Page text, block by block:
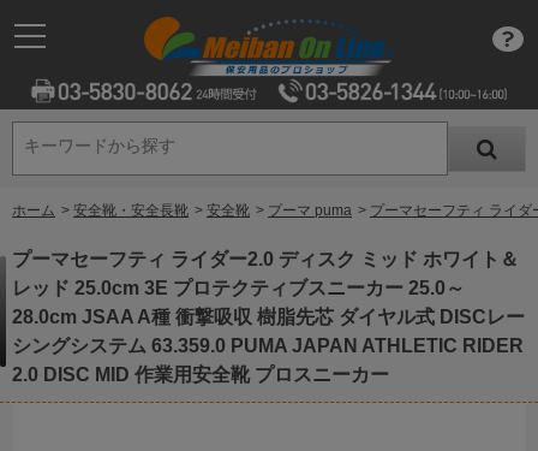
キーワードから探す
キーワードから探す
ホーム > 安全靴・安全長靴 > 安全靴 > プーマ puma > プーマセーフティ ライ
プーマセーフティ ライダー2.0 ディスク ミッド ホワイト＆
レッド 25.0cm 3E プロテクティブスニーカー 25.0～
28.0cm JSAA A種 衝撃吸収 樹脂先芯 ダイヤル式 DISCレー
シングシステム 63.359.0 PUMA JAPAN ATHLETIC RIDER
2.0 DISC MID 作業用安全靴 プロスニーカー